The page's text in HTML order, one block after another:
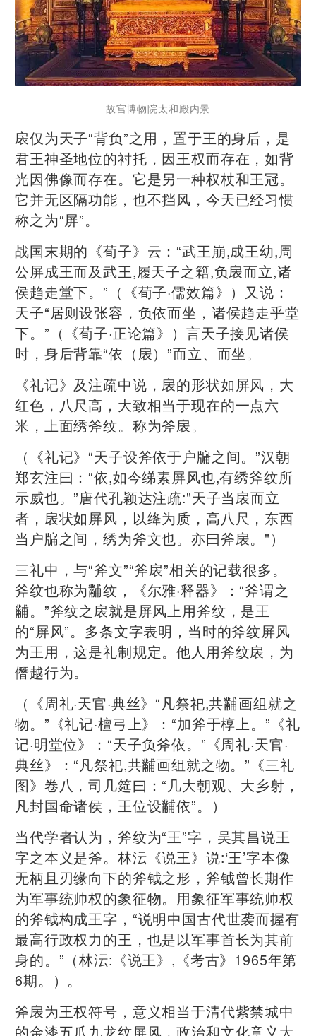
故宫博物院太和殿内景
扆仅为天子“背负”之用，置于王的身后，是
君王神圣地位的衬托，因王权而存在，如背
光因佛像而存在。它是另一种权杖和王冠。
它并无区隔功能，也不挡风，今天已经习惯
称之为“屏”。
战国末期的《荀子》云：“武王崩,成王幼,周
公屏成王而及武王,履天子之籍,负扆而立,诸
侯趋走堂下。”（《荀子·儒效篇》）又说：
天子“居则设张容，负依而坐，诸侯趋走乎堂
下。”（《荀子·正论篇》）言天子接见诸侯
时，身后背靠“依（扆）”而立、而坐。
《礼记》及注疏中说，扆的形状如屏风，大
红色，八尺高，大致相当于现在的一点六
米，上面绣斧纹。称为斧扆。
（《礼记》“天子设斧依于户牖之间。”汉朝
郑玄注曰：“依,如今绨素屏风也,有绣斧纹所
示威也。”唐代孔颖达注疏:"天子当扆而立
者，扆状如屏风，以绛为质，高八尺，东西
当户牖之间，绣为斧文也。亦曰斧扆。"）
三礼中，与“斧文”“斧扆”相关的记载很多。
斧纹也称为黼纹，《尔雅·释器》：“斧谓之
黼。”斧纹之扆就是屏风上用斧纹，是王
的“屏风”。多条文字表明，当时的斧纹屏风
为王用，这是礼制规定。他人用斧纹扆，为
僭越行为。
（《周礼·天官·典丝》“凡祭祀,共黼画组就之
物。”《礼记·檀弓上》：“加斧于椁上。”《礼
记·明堂位》：“天子负斧依。”《周礼·天官·
典丝》：“凡祭祀,共黼画组就之物。”《三礼
图》卷八，司几筵曰：“几大朝观、大乡射，
凡封国命诸侯，王位设黼依”。）
当代学者认为，斧纹为“王”字，吴其昌说王
字之本义是斧。林沄《说王》说:‘王’字本像
无柄且刃缘向下的斧钺之形，斧钺曾长期作
为军事统帅权的象征物。用象征军事统帅权
的斧钺构成王字，“说明中国古代世袭而握有
最高行政权力的王，也是以军事首长为其前
身的。”（林沄:《说王》,《考古》1965年第
6期。）。
斧扆为王权符号，意义相当于清代紫禁城中
的金漆五爪九龙纹屏风，政治和文化意义大